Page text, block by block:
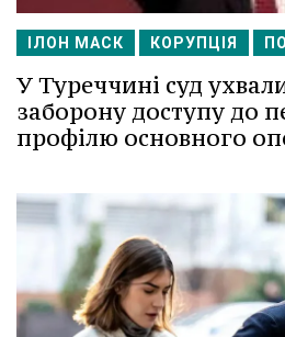
ІЛОН МАСК КОРУПЦІЯ
У Туреччині суд
заборону доступу до
профілю основного